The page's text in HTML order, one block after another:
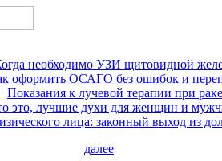
необходимо УЗИ щитовидной
оформить ОСАГО без ошибок и
Показания к лучевой терапии при раке
это, лучшие духи для женщин и
лица: законный выход из
далее